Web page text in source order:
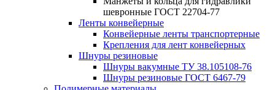
шевронные ГОСТ 22704-77
Ленты конвейерные
Конвейерные ленты транспортерные
Крепления для лент конвейерных
Шнуры резиновые
Шнуры вакумные ТУ 38.105108-76
Шнуры резиновые ГОСТ 6467-79